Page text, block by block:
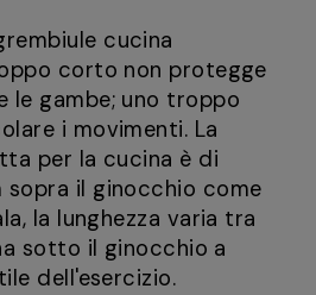
cucina
corto non protegge
le gambe; uno troppo
i movimenti. La
per la cucina è di
sopra il ginocchio come
la lunghezza varia tra
sotto il ginocchio a
dell'esercizio.